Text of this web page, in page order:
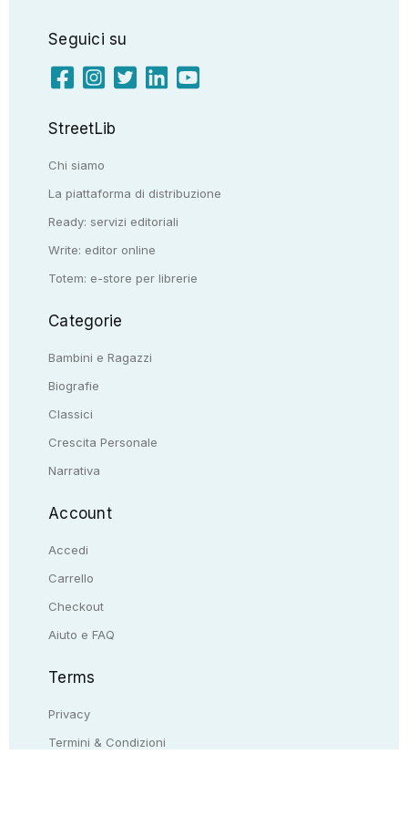
Seguici su
StreetLib
Chi siamo
La piattaforma di distribuzione
Ready: servizi editoriali
Write: editor online
Totem: e-store per librerie
Categorie
Bambini e Ragazzi
Biografie
Classici
Crescita Personale
Narrativa
Account
Accedi
Carrello
Checkout
Aiuto e FAQ
Terms
Privacy
Termini & Condizioni